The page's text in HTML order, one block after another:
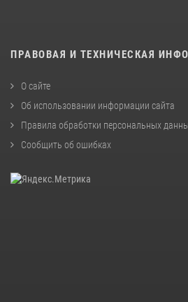
ПРАВОВАЯ И ТЕХНИЧЕСКАЯ
О сайте
Об использовании информации сайта
Правила обработки персональных
Сообщить об ошибках